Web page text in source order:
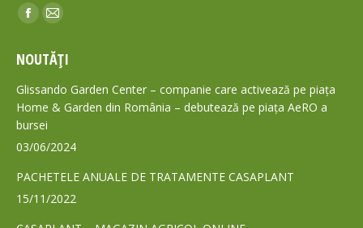
Find us on:
Facebook
opens
in
new
window
Mail
opens
in
new
NOUTĂȚI
Glissando Garden Center – companie care activează pe piața
Home & Garden din România – debutează pe piața AeRO a
bursei
03/06/2024
PACHETELE ANUALE DE TRATAMENTE CASAPLANT
15/11/2022